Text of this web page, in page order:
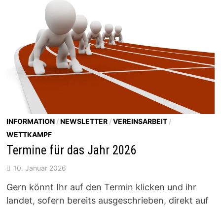
INFORMATION/NEWSLETTER/VEREINSARBEIT/
WETTKAMPF
Termine für das Jahr 2026
10. Januar 2026
Gern könnt Ihr auf den Termin klicken und ihr
landet, sofern bereits ausgeschrieben, direkt auf